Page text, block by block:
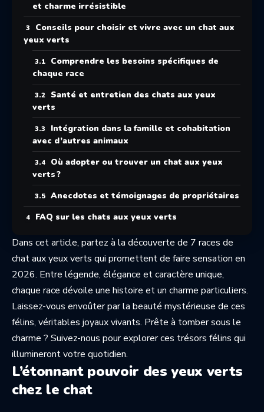
et charme irrésistible
Conseils pour choisir et vivre avec un chat aux
yeux verts
Comprendre les besoins spécifiques de
chaque race
Santé et entretien des chats aux yeux
verts
Intégration dans la famille et cohabitation
avec d’autres animaux
Où adopter ou trouver un chat aux yeux
verts ?
Anecdotes et témoignages de propriétaires
FAQ sur les chats aux yeux verts
Dans cet article, partez à la découverte de 7 races de
chat aux yeux verts qui promettent de faire sensation en
2026. Entre légende, élégance et caractère unique,
chaque race dévoile une histoire et un charme particuliers.
Laissez-vous envoûter par la beauté mystérieuse de ces
félins, véritables joyaux vivants. Prête à tomber sous le
charme ? Suivez-nous pour explorer ces trésors félins qui
illumineront votre quotidien.
L’étonnant pouvoir des yeux verts
chez le chat